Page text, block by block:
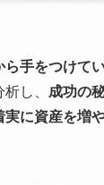
ら手をつけて
し、 成功の
実に資産を増